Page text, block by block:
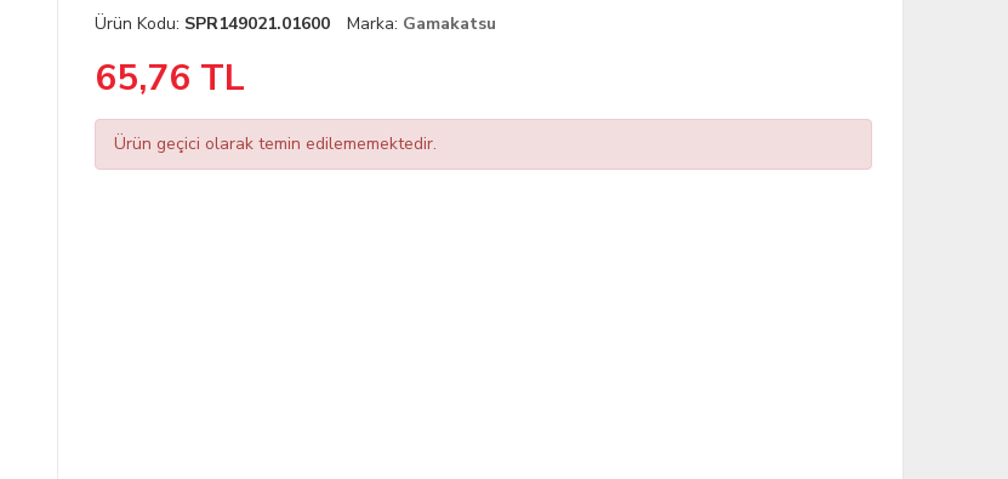
Ürün Kodu: SPR149021.01600 Marka: Gamakatsu
65,76 TL
Ürün geçici olarak temin edilememektedir.